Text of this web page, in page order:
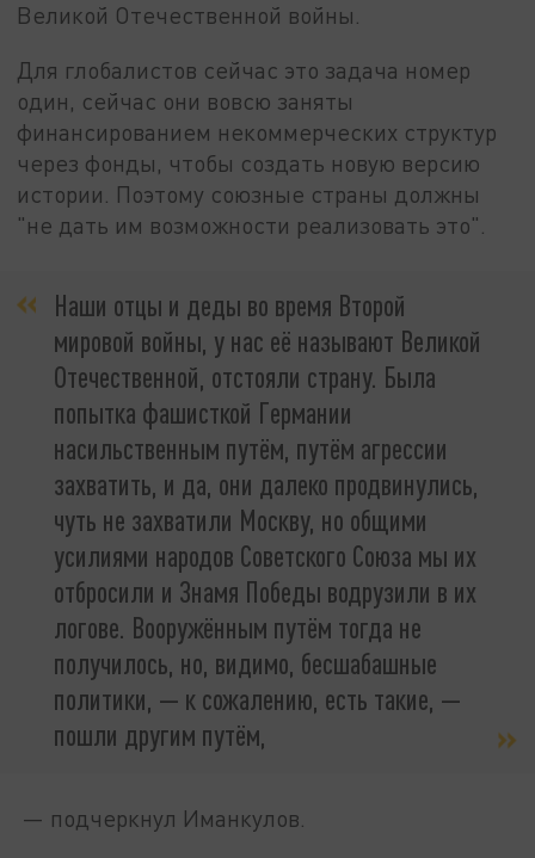
Великой Отечественной войны.
Для глобалистов сейчас это задача номер
один, сейчас они вовсю заняты
финансированием некоммерческих структур
через фонды, чтобы создать новую версию
истории. Поэтому союзные страны должны
"не дать им возможности реализовать это".
Наши отцы и деды во время Второй
мировой войны, у нас её называют Великой
Отечественной, отстояли страну. Была
попытка фашисткой Германии
насильственным путём, путём агрессии
захватить, и да, они далеко продвинулись,
чуть не захватили Москву, но общими
усилиями народов Советского Союза мы их
отбросили и Знамя Победы водрузили в их
логове. Вооружённым путём тогда не
получилось, но, видимо, бесшабашные
политики, — к сожалению, есть такие, —
пошли другим путём,
— подчеркнул Иманкулов.